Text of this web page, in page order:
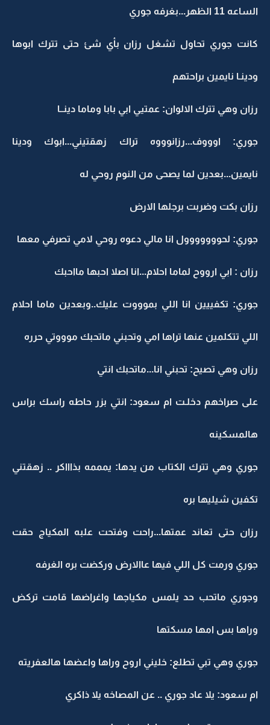
الساعه 11 الظهر...بغرفه جوري
كانت جوري تحاول تشغل رزان بأي شئ حتى تترك ابوها
ودينـا نايمين براحتهم
رزان وهي تترك الالوان: عمتيي ابي بابا وماما دينــا
جوري: اوووف...رزانوووه تراك زهقتيني...ابوك ودينا
نايمين...بعدين لما يصحى من النوم روحي له
رزان بكت وضربت برجلها الارض
جوري: لحووووووول انا مالي دعوه روحي لامي تصرفي معها
رزان : ابي ارووح لماما احلام...انا اصلا احبها مااحبك
جوري: تكفييين انا اللي بموووت عليك..وبعدين ماما احلام
اللي تتكلمين عنها تراها امي وتحبني ماتحبك موووتي حرره
رزان وهي تصيح: تحبني انا...ماتحبك انتي
على صراخهم دخلـت ام سعود: انتي بزر حاطه راسك براس
هالمسكينه
جوري وهي تترك الكتاب من يدها: يمممه بذاااكر .. زهقتني
تكفين شيليها بره
رزان حتى تعاند عمتها...راحت وفتحت علبه المكياج حقت
جوري ورمت كل اللي فيها عاالارض وركضت بره الغرفه
وجوري ماتحب حد يلمس مكياجها واغراضها قامت تركض
وراها بس امها مسكتها
جوري وهي تبي تطلع: خليني اروح وراها واعضها هالعفريته
ام سعود: يلا عاد جوري .. عن المصاخه يلا ذاكري